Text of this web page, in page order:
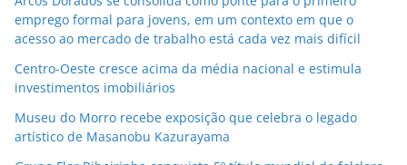
emprego formal para jovens, em um contexto em que o
acesso ao mercado de trabalho está cada vez mais difícil
Centro-Oeste cresce acima da média nacional e estimula
investimentos imobiliários
Museu do Morro recebe exposição que celebra o legado
artístico de Masanobu Kazurayama